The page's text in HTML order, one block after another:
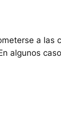
a las
algunos